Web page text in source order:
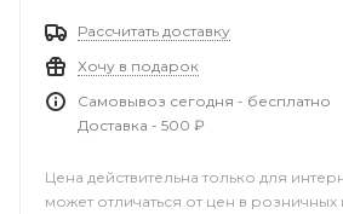
Рассчитать доставку
Хочу в подарок
Самовывоз сегодня - бесплатно
Доставка - 500 ₽
Цена действительна только для
может отличаться от цен в розничных